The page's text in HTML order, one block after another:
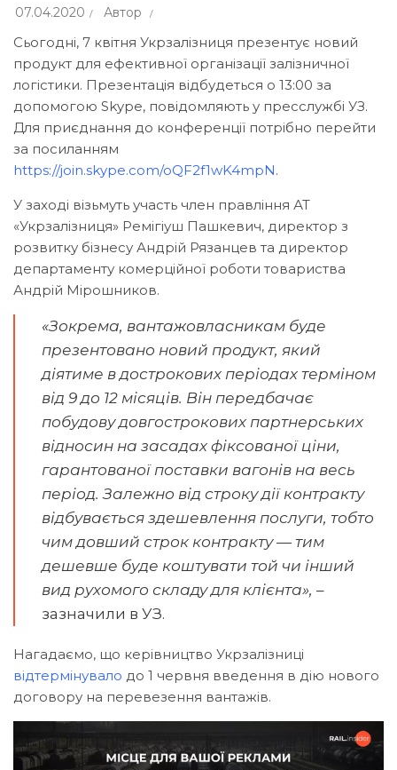
07.04.2020 Автор
Сьогодні, 7 квітня Укрзалізниця презентує новий
продукт для ефективної організації залізничної
логістики. Презентація відбудеться о 13:00 за
допомогою Skypе, повідомляють у пресслужбі УЗ.
Для приєднання до конференції потрібно перейти
за посиланням
https://join.skype.com/oQF2f1wK4mpN.
У заході візьмуть участь член правління АТ
«Укрзалізниця» Ремігіуш Пашкевич, директор з
розвитку бізнесу Андрій Рязанцев та директор
департаменту комерційної роботи товариства
Андрій Мірошников.
«Зокрема, вантажовласникам буде
презентовано новий продукт, який
діятиме в дострокових періодах терміном
від 9 до 12 місяців. Він передбачає
побудову довгострокових партнерських
відносин на засадах фіксованої ціни,
гарантованої поставки вагонів на весь
період. Залежно від строку дії контракту
відбувається здешевлення послуги, тобто
чим довший строк контракту — тим
дешевше буде коштувати той чи інший
вид рухомого складу для клієнта», –
зазначили в УЗ.
Нагадаємо, що керівництво Укрзалізниці
відтермінувало до 1 червня введення в дію нового
договору на перевезення вантажів.